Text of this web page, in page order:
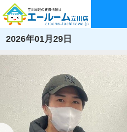
2026年01月29日